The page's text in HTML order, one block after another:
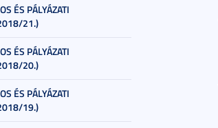
ÉS PÁLYÁZATI
21.)
ÉS PÁLYÁZATI
20.)
ÉS PÁLYÁZATI
19.)